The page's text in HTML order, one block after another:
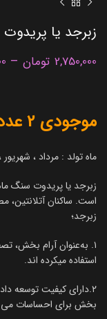
زبرجد یا پریدوت
2,750,000 تومان –
موجودی 2 عدد
ماه تولد : مرداد ، شهریور
زبرجد یا پریدوت سنگ
است. ساکنان آتلانتين،
زبرجد؛
۱. به‌عنوان آرام بخش،
استفاده میکرده اند.
۲.دارای کیفیت توسعه
بخش برای احساسات می